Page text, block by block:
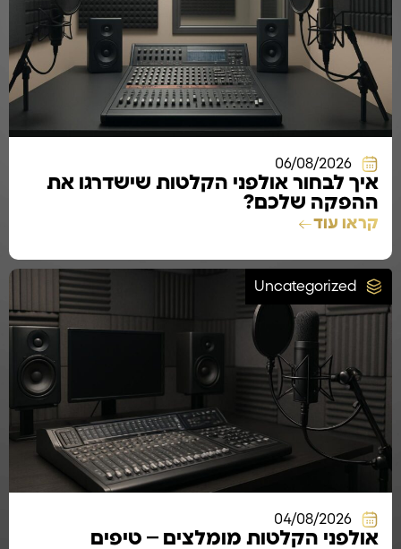
06/08/2026
איך לבחור אולפני הקלטות שישדרגו את
ההפקה שלכם?
קראו עוד
Uncategorized
04/08/2026
אולפני הקלטות מומלצים – טיפים